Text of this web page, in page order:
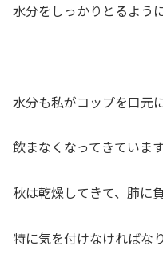
水分をしっかりとるよう
水分も私がコップを口元
飲まなくなってきています
秋は乾燥してきて、肺に
特に気を付けなければな